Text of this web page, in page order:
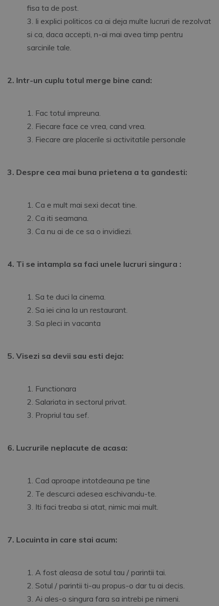
fisa ta de post.
Ii explici politicos ca ai deja multe lucruri de rezolvat
si ca, daca accepti, n-ai mai avea timp pentru
sarcinile tale.
2. Intr-un cuplu totul merge bine cand:
Fac totul impreuna.
Fiecare face ce vrea, cand vrea.
Fiecare are placerile si activitatile personale
3. Despre cea mai buna prietena a ta gandesti:
Ca e mult mai sexi decat tine.
Ca iti seamana.
Ca nu ai de ce sa o invidiezi.
4. Ti se intampla sa faci unele lucruri singura :
Sa te duci la cinema.
Sa iei cina la un restaurant.
Sa pleci in vacanta
5. Visezi sa devii sau esti deja:
Functionara
Salariata in sectorul privat.
Propriul tau sef.
6. Lucrurile neplacute de acasa:
Cad aproape intotdeauna pe tine
Te descurci adesea eschivandu-te.
Iti faci treaba si atat, nimic mai mult.
7. Locuinta in care stai acum:
A fost aleasa de sotul tau / parintii tai.
Sotul / parintii ti-au propus-o dar tu ai decis.
Ai ales-o singura fara sa intrebi pe nimeni.